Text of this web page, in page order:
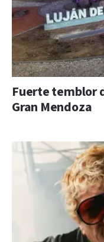
Fuerte temblor
Gran Mendoza